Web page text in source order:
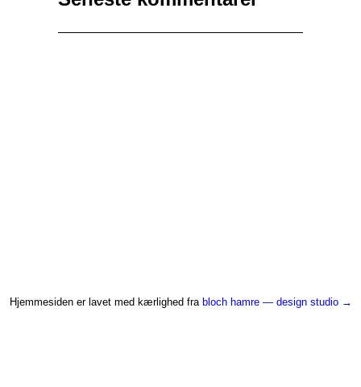
Hjemmesiden er lavet med kærlighed fra bloch hamre — design studio →